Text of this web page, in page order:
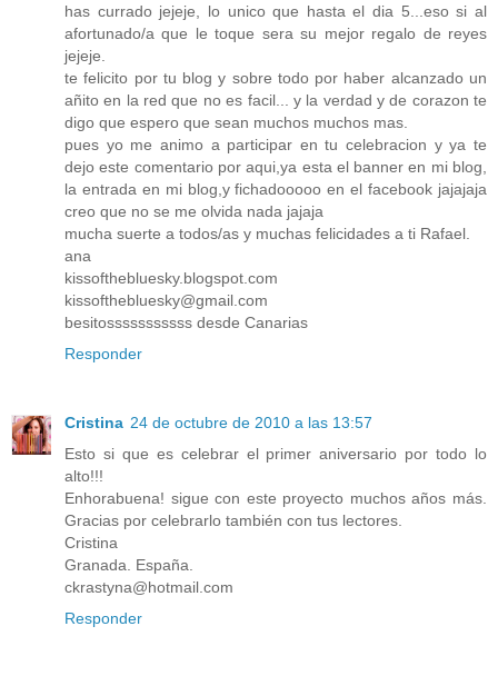
has currado jejeje, lo unico que hasta el dia 5...eso si al
afortunado/a que le toque sera su mejor regalo de reyes
jejeje.
te felicito por tu blog y sobre todo por haber alcanzado un
añito en la red que no es facil... y la verdad y de corazon te
digo que espero que sean muchos muchos mas.
pues yo me animo a participar en tu celebracion y ya te
dejo este comentario por aqui,ya esta el banner en mi blog,
la entrada en mi blog,y fichadooooo en el facebook jajajaja
creo que no se me olvida nada jajaja
mucha suerte a todos/as y muchas felicidades a ti Rafael.
ana
kissofthebluesky.blogspot.com
kissofthebluesky@gmail.com
besitosssssssssss desde Canarias
Responder
Cristina 24 de octubre de 2010 a las 13:57
Esto si que es celebrar el primer aniversario por todo lo
alto!!!
Enhorabuena! sigue con este proyecto muchos años más.
Gracias por celebrarlo también con tus lectores.
Cristina
Granada. España.
ckrastyna@hotmail.com
Responder